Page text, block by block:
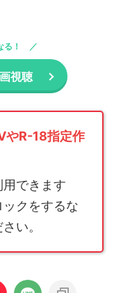
！
視聴
やR-18指定作
用できます
クをするな
い。